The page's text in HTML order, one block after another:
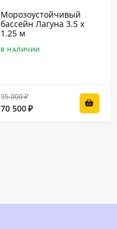
Морозоустойчивый
бассейн Лагуна 3.5 х
1.25 м
В НАЛИЧИИ
95 000 ₽
70 500₽